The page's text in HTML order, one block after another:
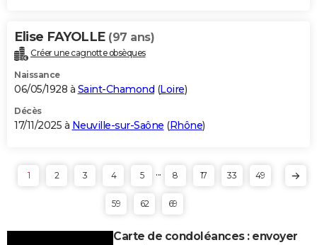
Elise FAYOLLE (97 ans)
Créer une cagnotte obsèques
Naissance
06/05/1928 à Saint-Chamond (Loire)
Décès
17/11/2025 à Neuville-sur-Saône (Rhône)
1 2 3 4 5 ... 8 17 33 49
59 62 69
Carte de condoléances : envoyer